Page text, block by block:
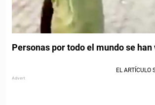
Personas por todo el mundo se